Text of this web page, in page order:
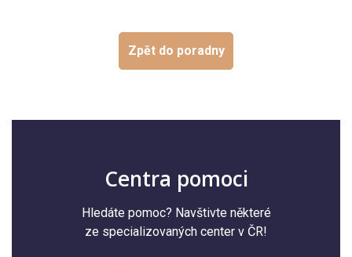
Zpět do poradny
Centra pomoci
Hledáte pomoc? Navštivte některé
ze specializovaných center v ČR!